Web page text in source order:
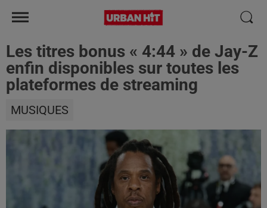
Les titres bonus « 4:44 » de Jay-Z
enfin disponibles sur toutes les
plateformes de streaming
MUSIQUES